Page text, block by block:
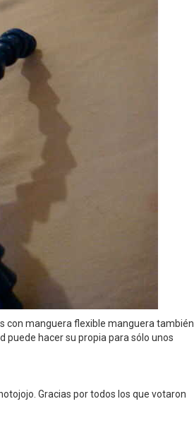
con manguera flexible manguera también
puede hacer su propia para sólo unos
Gracias por todos los que votaron